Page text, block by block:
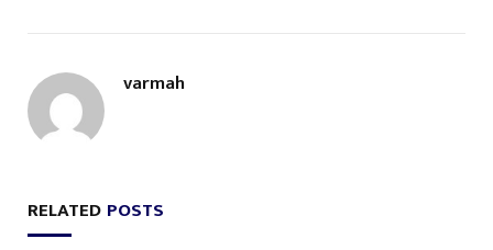
varmah
RELATED POSTS